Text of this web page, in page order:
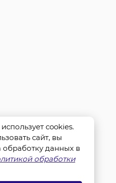
cookies.
сайт, вы
обработку данных в
обработки